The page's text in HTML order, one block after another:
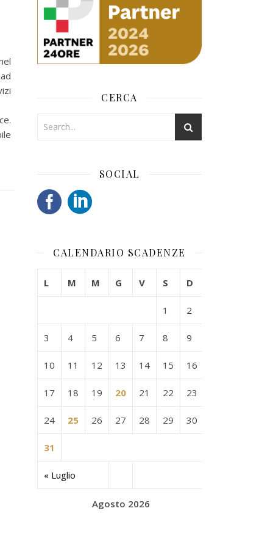
CERCA
SOCIAL
CALENDARIO SCADENZE
Agosto 2026
L M M G V S D
« Luglio
1 2
3 4 5 6 7 8 9
10 11 12 13 14 15 16
17 18 19 20 21 22 23
24 25 26 27 28 29 30
31